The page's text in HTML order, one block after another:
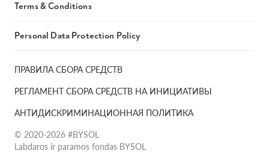
ПРАВИЛА СБОРА СРЕДСТВ
РЕГЛАМЕНТ СБОРА СРЕДСТВ НА ИНИЦИАТИВЫ
АНТИДИСКРИМИНАЦИОННАЯ ПОЛИТИКА
© 2020-2026 #BYSOL
Labdaros ir paramos fondas BYSOL
Terms & Conditions
Personal Data Protection Policy